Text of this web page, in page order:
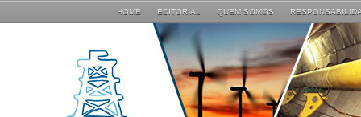
HOME EDITORIAL QUEM SOMOS